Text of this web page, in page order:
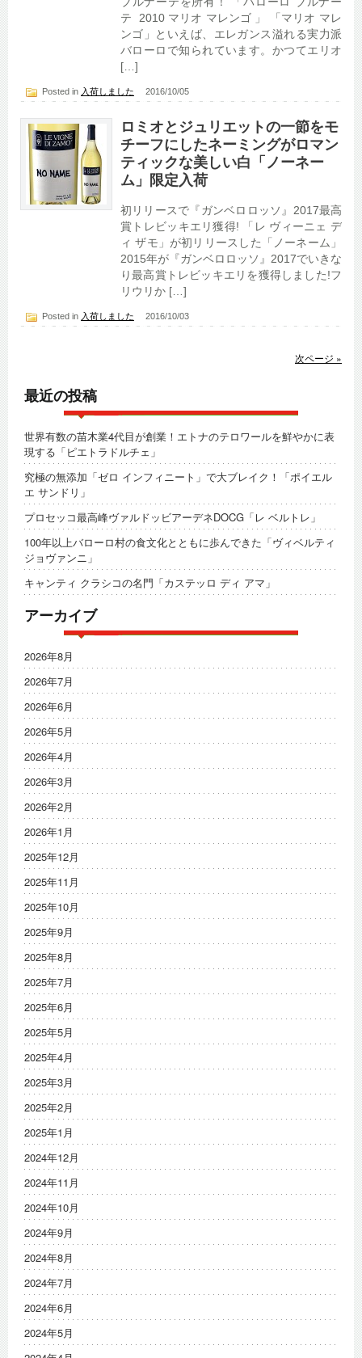
テ 2010 マリオ マレンゴ 」 「マリオ マレ
ンゴ」といえば、エレガンス溢れる実力派
バローロで知られています。かつてエリオ
[…]
Posted in 入荷しました 2016/10/05
ロミオとジュリエットの一節をモ
チーフにしたネーミングがロマン
ティックな美しい白「ノーネー
ム」限定入荷
初リリースで『ガンベロロッソ』2017最高
賞トレビッキエリ獲得! 「レ ヴィーニェ デ
ィ ザモ」が初リリースした「ノーネーム」
2015年が『ガンベロロッソ』2017でいきな
り最高賞トレビッキエリを獲得しました!フ
リウリか […]
Posted in 入荷しました 2016/10/03
次ページ »
最近の投稿
世界有数の苗木業4代目が創業！エトナのテロワールを鮮やかに表
現する「ピエトラドルチェ」
究極の無添加「ゼロ インフィニート」で大ブレイク！「ポイエル
エ サンドリ」
プロセッコ最高峰ヴァルドッビアーデネDOCG「レ ベルトレ」
100年以上バローロ村の食文化とともに歩んできた「ヴィベルティ
ジョヴァンニ」
キャンティ クラシコの名門「カステッロ ディ アマ」
アーカイブ
2026年8月
2026年7月
2026年6月
2026年5月
2026年4月
2026年3月
2026年2月
2026年1月
2025年12月
2025年11月
2025年10月
2025年9月
2025年8月
2025年7月
2025年6月
2025年5月
2025年4月
2025年3月
2025年2月
2025年1月
2024年12月
2024年11月
2024年10月
2024年9月
2024年8月
2024年7月
2024年6月
2024年5月